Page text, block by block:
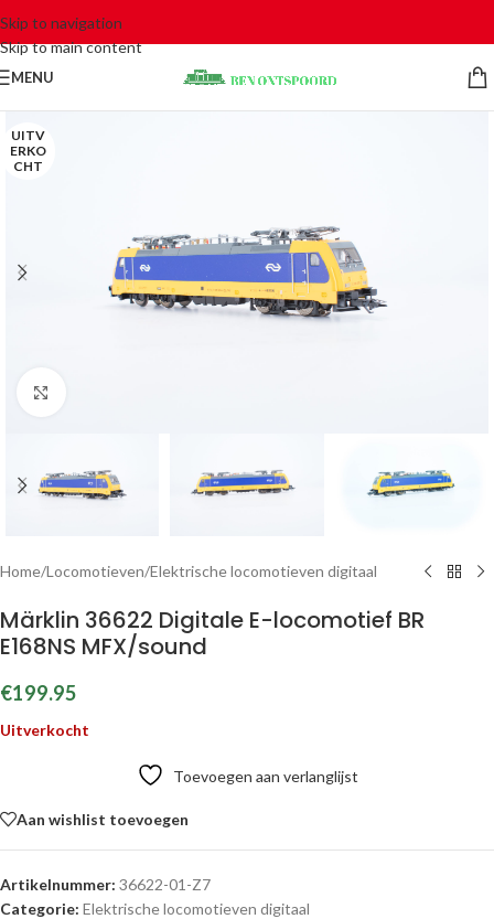
Skip to navigation
Skip to main content
MENU
UITV
ERKO
CHT
Home/Locomotieven/Elektrische locomotieven digitaal
Märklin 36622 Digitale E-locomotief BR
E168NS MFX/sound
€199.95
Uitverkocht
Toevoegen aan verlanglijst
Aan wishlist toevoegen
Artikelnummer: 36622-01-Z7
Categorie: Elektrische locomotieven digitaal